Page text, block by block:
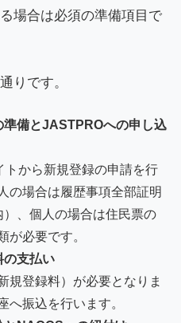
場合は必須の準備項目で
りです。
準備とJASTPROへの申し込
から新規登録の申請を行
の場合は履歴事項全部証明
、個人の場合は住民票の
が必要です。
の支払い
規登録料）が必要となりま
へ振込を行います。